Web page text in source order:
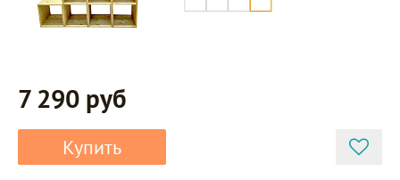
7 290 руб
Купить